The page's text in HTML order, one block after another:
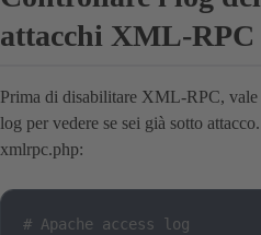
attacchi XML-RPC
Prima di disabilitare XML-RPC, vale
log per vedere se sei già sotto
xmlrpc.php:
# Apache access log